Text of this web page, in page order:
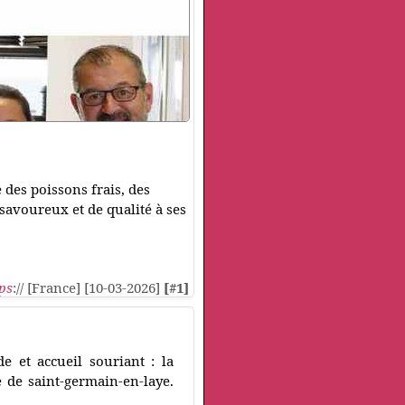
poissons frais, des
et de qualité à ses
:// [France] [10-03-2026] [#1]
et accueil souriant : la
saint‑germain‑en‑laye.